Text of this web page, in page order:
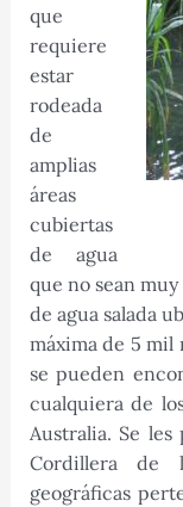
que
requiere
estar
rodeada
de
amplias
áreas
cubiertas
de agua
que no sean
de agua salada
máxima de 5 mil
se pueden
cualquiera de
Australia. Se
Cordillera de
geográficas